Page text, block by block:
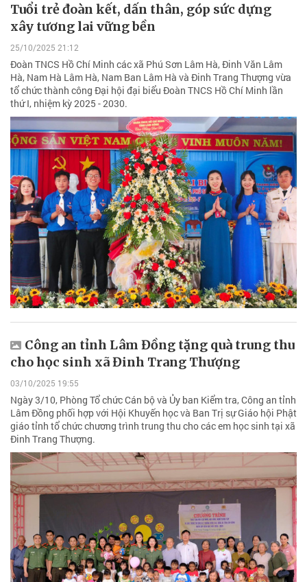
Tuổi trẻ đoàn kết, dấn thân, góp sức dựng
xây tương lai vững bền
25/10/2025 21:12
Đoàn TNCS Hồ Chí Minh các xã Phú Sơn Lâm Hà, Đinh Văn Lâm
Hà, Nam Hà Lâm Hà, Nam Ban Lâm Hà và Đinh Trang Thượng vừa
tổ chức thành công Đại hội đại biểu Đoàn TNCS Hồ Chí Minh lần
thứ I, nhiệm kỳ 2025 - 2030.
Công an tỉnh Lâm Đồng tặng quà trung thu
cho học sinh xã Đinh Trang Thượng
03/10/2025 19:55
Ngày 3/10, Phòng Tổ chức Cán bộ và Ủy ban Kiểm tra, Công an tỉnh
Lâm Đồng phối hợp với Hội Khuyến học và Ban Trị sự Giáo hội Phật
giáo tỉnh tổ chức chương trình trung thu cho các em học sinh tại xã
Đinh Trang Thượng.